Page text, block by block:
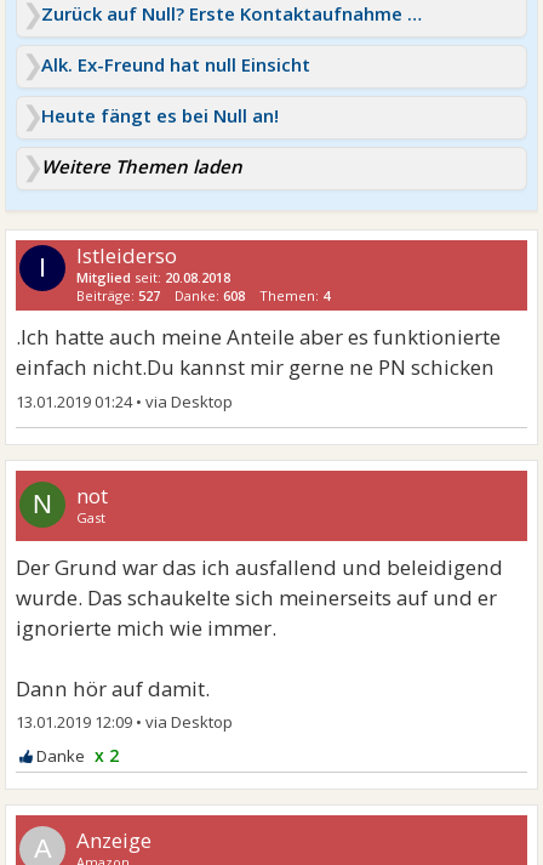
Zurück auf Null? Erste Kontaktaufnahme nach der Trennun
Alk. Ex-Freund hat null Einsicht
Heute fängt es bei Null an!
Weitere Themen laden
I Istleiderso
Mitglied seit: 20.08.2018
Beiträge:527 Danke:608 Themen: 4
.Ich hatte auch meine Anteile aber es funktionierte
einfach nicht.Du kannst mir gerne ne PN schicken
13.01.2019 01:24•
N not
Gast
Der Grund war das ich ausfallend und beleidigend
wurde. Das schaukelte sich meinerseits auf und er
ignorierte mich wie immer.
Dann hör auf damit.
13.01.2019 12:09 •
x 2
A